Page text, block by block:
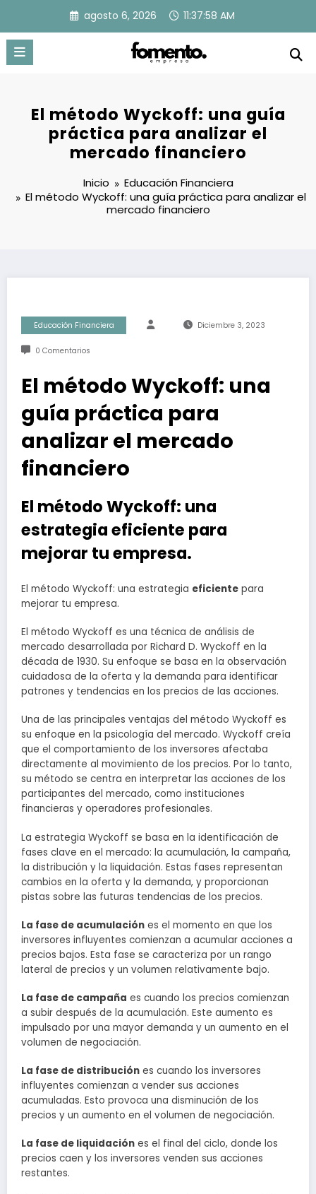
contenido
agosto 6, 2026 11:37:59 AM
El método Wyckoff: una guía
práctica para analizar el
mercado financiero
Inicio
Educación Financiera
El método Wyckoff: una guía práctica para analizar el
mercado financiero
Educación Financiera Diciembre 3, 2023
0 Comentarios
El método Wyckoff: una
guía práctica para
analizar el mercado
financiero
El método Wyckoff: una
estrategia eficiente para
mejorar tu empresa.
El método Wyckoff: una estrategia eficiente para
mejorar tu empresa.
El método Wyckoff es una técnica de análisis de
mercado desarrollada por Richard D. Wyckoff en la
década de 1930. Su enfoque se basa en la observación
cuidadosa de la oferta y la demanda para identificar
patrones y tendencias en los precios de las acciones.
Una de las principales ventajas del método Wyckoff es
su enfoque en la psicología del mercado. Wyckoff creía
que el comportamiento de los inversores afectaba
directamente al movimiento de los precios. Por lo tanto,
su método se centra en interpretar las acciones de los
participantes del mercado, como instituciones
financieras y operadores profesionales.
La estrategia Wyckoff se basa en la identificación de
fases clave en el mercado: la acumulación, la campaña,
la distribución y la liquidación. Estas fases representan
cambios en la oferta y la demanda, y proporcionan
pistas sobre las futuras tendencias de los precios.
La fase de acumulación es el momento en que los
inversores influyentes comienzan a acumular acciones a
precios bajos. Esta fase se caracteriza por un rango
lateral de precios y un volumen relativamente bajo.
La fase de campaña es cuando los precios comienzan
a subir después de la acumulación. Este aumento es
impulsado por una mayor demanda y un aumento en el
volumen de negociación.
La fase de distribución es cuando los inversores
influyentes comienzan a vender sus acciones
acumuladas. Esto provoca una disminución de los
precios y un aumento en el volumen de negociación.
La fase de liquidación es el final del ciclo, donde los
precios caen y los inversores venden sus acciones
restantes.